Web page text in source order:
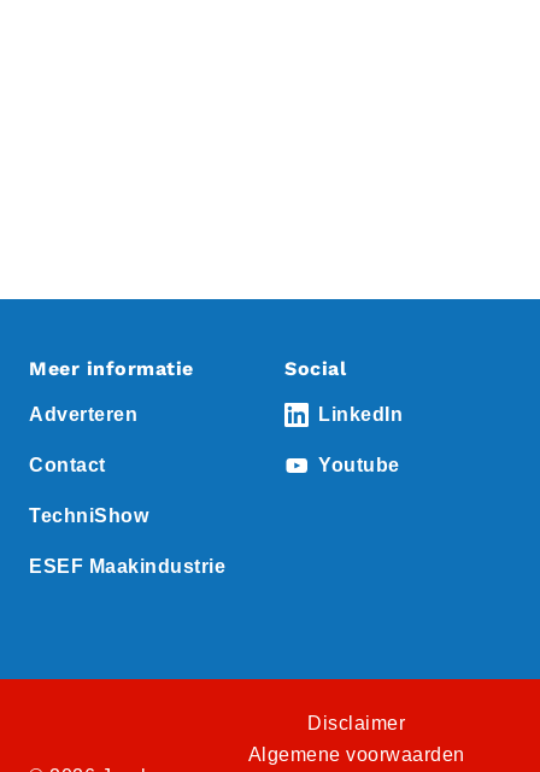
Meer informatie
Adverteren
Contact
TechniShow
ESEF Maakindustrie
Social
LinkedIn
Youtube
Disclaimer
Algemene voorwaarden